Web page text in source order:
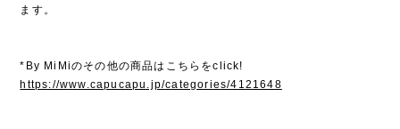
ます。
*By MiMiのその他の商品はこちらをclick!
https://www.capucapu.jp/categories/4121648